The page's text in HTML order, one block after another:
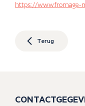
https://www.fromage-
Terug